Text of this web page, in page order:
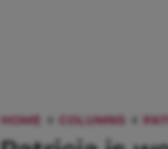
HOME COLUMNS